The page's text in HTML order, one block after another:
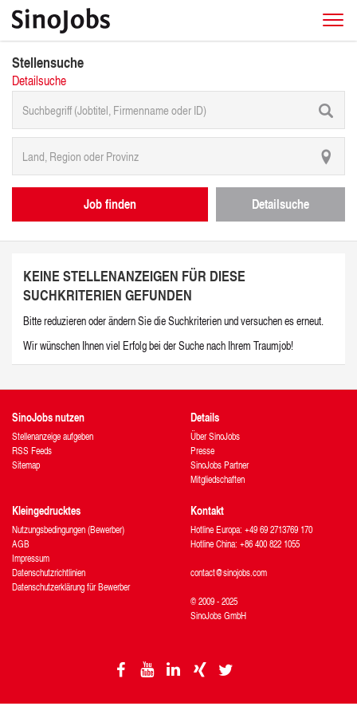
Stellensuche
Detailsuche
Job finden Detailsuche
KEINE STELLENANZEIGEN FÜR DIESE
SUCHKRITERIEN GEFUNDEN
Bitte reduzieren oder ändern Sie die Suchkriterien und versuchen es erneut.
Wir wünschen Ihnen viel Erfolg bei der Suche nach Ihrem Traumjob!
SinoJobs nutzen
Stellenanzeige aufgeben
RSS Feeds
Sitemap
Details
Über SinoJobs
Presse
SinoJobs Partner
Mitgliedschaften
Kleingedrucktes
Nutzungsbedingungen (Bewerber)
AGB
Impressum
Datenschutzrichtlinien
Datenschutzerklärung für Bewerber
Kontakt
Hotline Europa: +49 69 2713769 170
Hotline China: +86 400 822 1055
contact@sinojobs.com
© 2009 - 2025
SinoJobs GmbH